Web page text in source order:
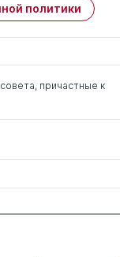
1 1
политики
причастные к